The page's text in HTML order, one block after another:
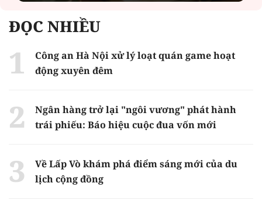
ĐỌC NHIỀU
Công an Hà Nội xử lý loạt quán game hoạt
động xuyên đêm
Ngân hàng trở lại "ngôi vương" phát hành
trái phiếu: Báo hiệu cuộc đua vốn mới
Về Lấp Vò khám phá điểm sáng mới của du
lịch cộng đồng